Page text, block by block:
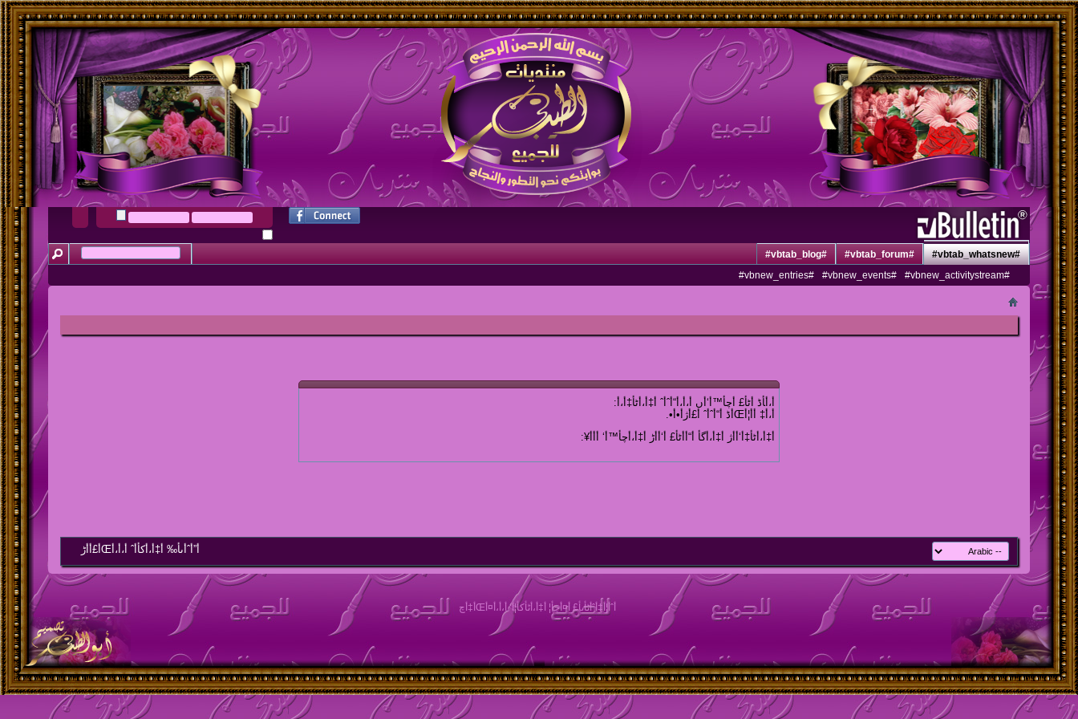
#vbtab_whatsnew#
#vbnew_activitystream#
#vbnew_events#
#vbnew_entries#
#vbtab_forum#
#vbtab_blog#
أ،أ‍أڈ أٹأ£ أچأ™أ‘أں أ،أ،أ“أˆأˆ أ‡أ،أٹأ‡أ،أ­:
أ،أ‡ أ­أ¦أŒأڈ أ“أˆأˆ أ£أژأ•أ•.
أ‡أ،أٹأ‡أ‘أ­أژ أ‡أ،أگأ­ أ“أ­أٹأ£ أ‘أ‌أڑ أ‡أ،أچأ™أ‘ أ‌أ­أ¥:
أ”أˆأںأ‰ أ‡أ،أکأ­أˆ أ،أ،أŒأ£أ­أڑ
أˆأ¦أ‡أˆأٹأںأ£ أ¤أچأ¦ أ‡أ،أٹأکأ¦أ‘ أ،أ،أ¤أŒأ‡أچ